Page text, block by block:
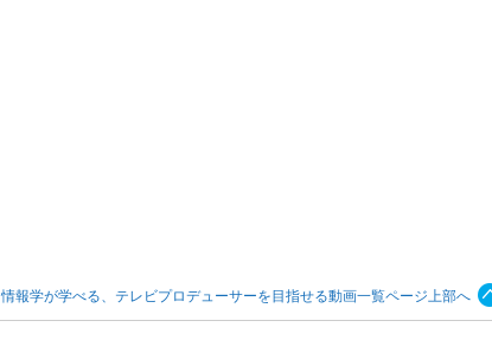
情報学が学べる、テレビプロデューサーを目指せる動画一覧ページ上部へ